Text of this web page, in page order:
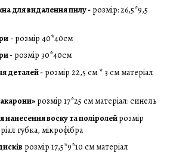
для видалення пилу - розмір: 26,5*9,5
- розмір 40*40см
- розмір 30*40см
деталей - розмір 22,5 см * 3 см матеріал
розмір 17*25 см матеріал: синель
нанесення воску та поліролейрозмір
губка, мікрофібра
розмір 17,5*9*10 см матеріал